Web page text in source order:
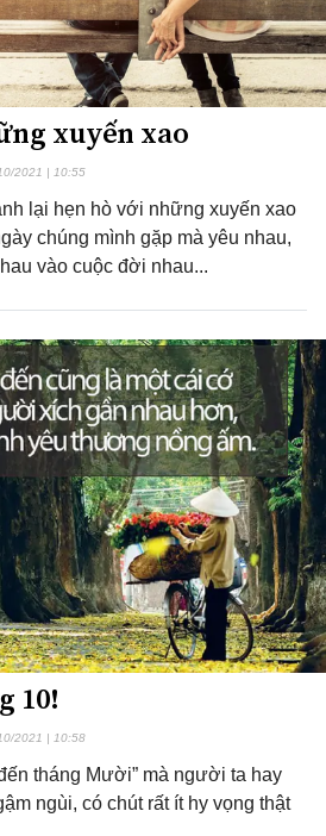
xuyến xao
2021 | 10:55
lại hẹn hò với những xuyến xao
chúng mình gặp mà yêu nhau,
vào cuộc đời nhau...
10!
2021 | 10:58
tháng Mười” mà người ta hay
ngùi, có chút rất ít hy vọng thật